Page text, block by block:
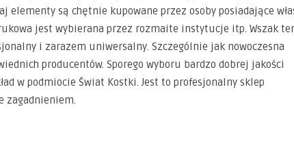
elementy są chętnie kupowane przez osoby posiadające
jest wybierana przez rozmaite instytucje itp. Wszak
i zarazem uniwersalny. Szczególnie jak nowoczesna
producentów. Sporego wyboru bardzo dobrej jakości
w podmiocie Świat Kostki. Jest to profesjonalny sklep
zagadnieniem.